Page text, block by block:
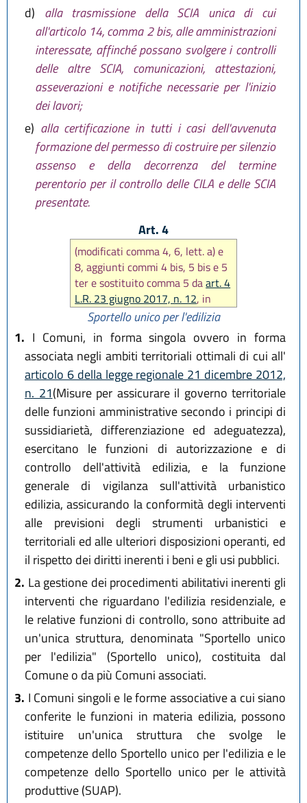
d) alla trasmissione della SCIA unica di cui
all'articolo 14, comma 2 bis, alle amministrazioni
interessate, affinché possano svolgere i controlli
delle altre SCIA, comunicazioni, attestazioni,
asseverazioni e notifiche necessarie per l'inizio
dei lavori;
e) alla certificazione in tutti i casi dell'avvenuta
formazione del permesso di costruire per silenzio
assenso e della decorrenza del termine
perentorio per il controllo delle CILA e delle SCIA
presentate.
Art. 4
(modificati comma 4, 6, lett. a) e
8, aggiunti commi 4 bis, 5 bis e 5
ter e sostituito comma 5 daart. 4
L.R. 23 giugno 2017, n. 12, in
seguito modificato comma 4 e
sostituito comma 5 da
29 dicembre 2020, n. 14 , poi
modificato comma 5 daart. 14
L.R. 20 maggio 2021, n. 5)
Sportello unico per l'edilizia
1. I Comuni, in forma singola ovvero in forma
associata negli ambiti territoriali ottimali di cui all'
articolo 6 della legge regionale 21 dicembre 2012,
n. 21(Misure per assicurare il governo territoriale
delle funzioni amministrative secondo i principi di
sussidiarietà, differenziazione ed adeguatezza),
esercitano le funzioni di autorizzazione e di
controllo dell'attività edilizia, e la funzione
generale di vigilanza sull'attività urbanistico
edilizia, assicurando la conformità degli interventi
alle previsioni degli strumenti urbanistici e
territoriali ed alle ulteriori disposizioni operanti, ed
il rispetto dei diritti inerenti i beni e gli usi pubblici.
2. La gestione dei procedimenti abilitativi inerenti gli
interventi che riguardano l'edilizia residenziale, e
le relative funzioni di controllo, sono attribuite ad
un'unica struttura, denominata "Sportello unico
per l'edilizia" (Sportello unico), costituita dal
Comune o da più Comuni associati.
3. I Comuni singoli e le forme associative a cui siano
conferite le funzioni in materia edilizia, possono
istituire un'unica struttura che svolge le
competenze dello Sportello unico per l'edilizia e le
competenze dello Sportello unico per le attività
produttive (SUAP).